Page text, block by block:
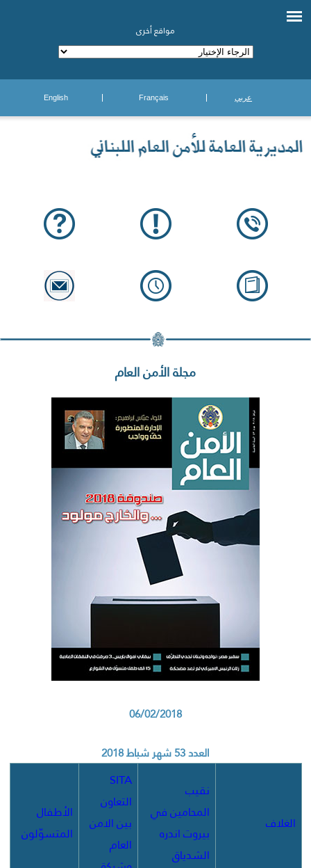
مواقع أخرى
عربي Français
English
مجلة الأمن العام
06/02/2018
العدد 53 شهر شباط 2018
الأطفال
المتسوّلون
SITA
التعاون
بين الامن
العام
نقيب
المحامين في
بيروت اندره
الشدياق
الغلاف